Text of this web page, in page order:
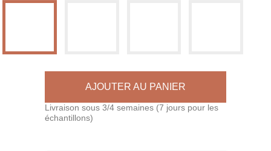
AJOUTER AU PANIER
Livraison sous 3/4 semaines (7 jours pour les
échantillons)